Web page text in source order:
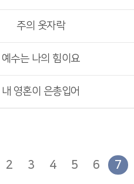
주의 옷자락
예수는 나의 힘이요
내 영혼이 은총입어
2 3 4 5 6 7